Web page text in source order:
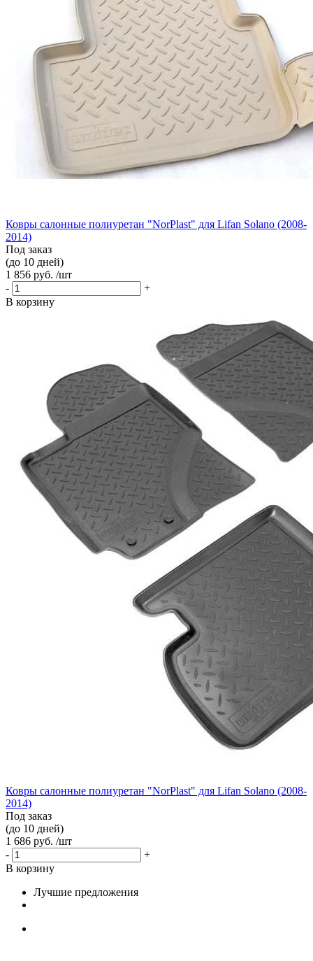
Ковры салонные полиуретан "NorPlast" для Lifan Solano (2008-
2014)
Под заказ
(до 10 дней)
1 856 руб. /шт
-
+
В корзину
Ковры салонные полиуретан "NorPlast" для Lifan Solano (2008-
2014)
Под заказ
(до 10 дней)
1 686 руб. /шт
-
+
В корзину
Лучшие предложения